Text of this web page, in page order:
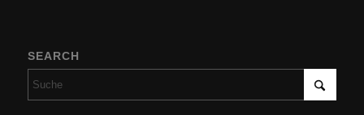
SEARCH